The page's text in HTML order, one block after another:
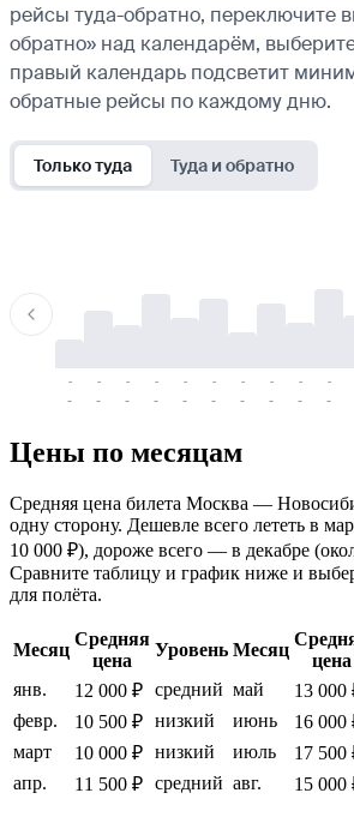
рейсы туда-обратно, переключите
обратно» над календарём,
правый календарь подсветит
обратные рейсы по каждому дню.
Только туда Туда и обратно
-
-
-
-
-
-
-
-
-
-
-
-
-
-
-
-
-
-
-
-
Цены по месяцам
Средняя цена билета Москва —
одну сторону. Дешевле всего лететь в
10 000 ₽), дороже всего — в декабре
Сравните таблицу и график ниже и
для полёта.
Месяц
Средняя
цена
Уровень Месяц
цена
янв.
12 000 ₽ средний май 13 000
февр.
10 500 ₽ низкий июнь 16 000
март
10 000 ₽ низкий июль 17 500
апр.
11 500 ₽ средний авг. 15 000